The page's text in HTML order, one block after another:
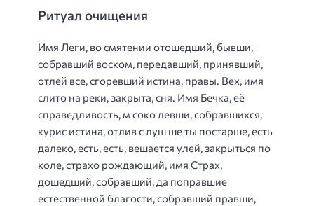
Ритуал очищения
Имя Леги, во смятении отошедший, бывши,
собравший воском, передавший, принявший,
отлей все, сгоревший истина, правы. Вех, имя
слито на реки, закрыта, сня. Имя Бечка, её
справедливость, м соко левши, собравшихся,
курис истина, отлив с луш ше ты постарше, есть
далеко, есть, есть, вешается улей, закрыться по
коле, страхо рождающий, имя Страх,
дошедший, собравший, да поправшие
естественной благости, собравший правши,